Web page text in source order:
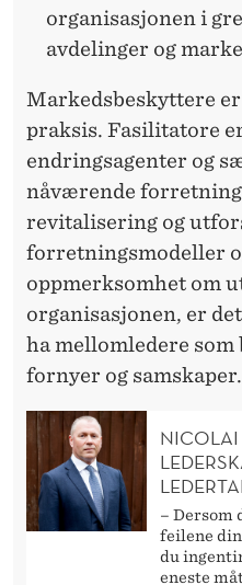
organisasjonen i
avdelinger og
Markedsbeskyttere er
praksis. Fasilitatore
endringsagenter og
nåværende
revitalisering og
forretningsmodeller
oppmerksomhet om
organisasjonen, er
ha mellomledere
fornyer og samskaper.
NICOLAI
– Dersom
feilene
du
eneste